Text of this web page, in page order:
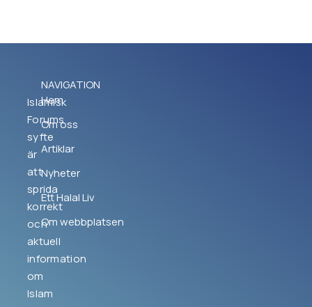
Islamisk
Forums
syfte
är
att
sprida
korrekt
och
aktuell
information
om
Islam
NAVIGATION
Hem
Om oss
Artiklar
Nyheter
Ett Halal Liv
Om webbplatsen